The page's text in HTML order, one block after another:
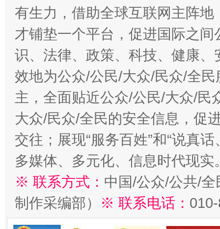
有生力，借助全球互联网主阵
才铺垫一个平台，促进国际之
识、法律、政策、科技、健康
效地为公众/公民/大众/民众/全
主，全面贴近公众/公民/大众/民
大众/民众/全民的安全信息，促
交往；展现“服务百姓”和“说真
多媒体、多元化、信息时代现实
※ 联系方式： 中国/公众/公共/
制作采编部）
※ 联系电话：